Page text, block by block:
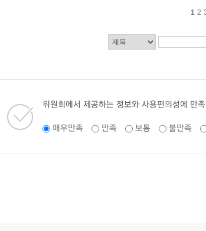
1 2
위원회에서 제공하는 정보와 사용편의성에 만
매우만족 만족 보통 불만족